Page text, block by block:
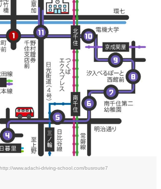
http://www.adachi-driving-school.com/busroute7